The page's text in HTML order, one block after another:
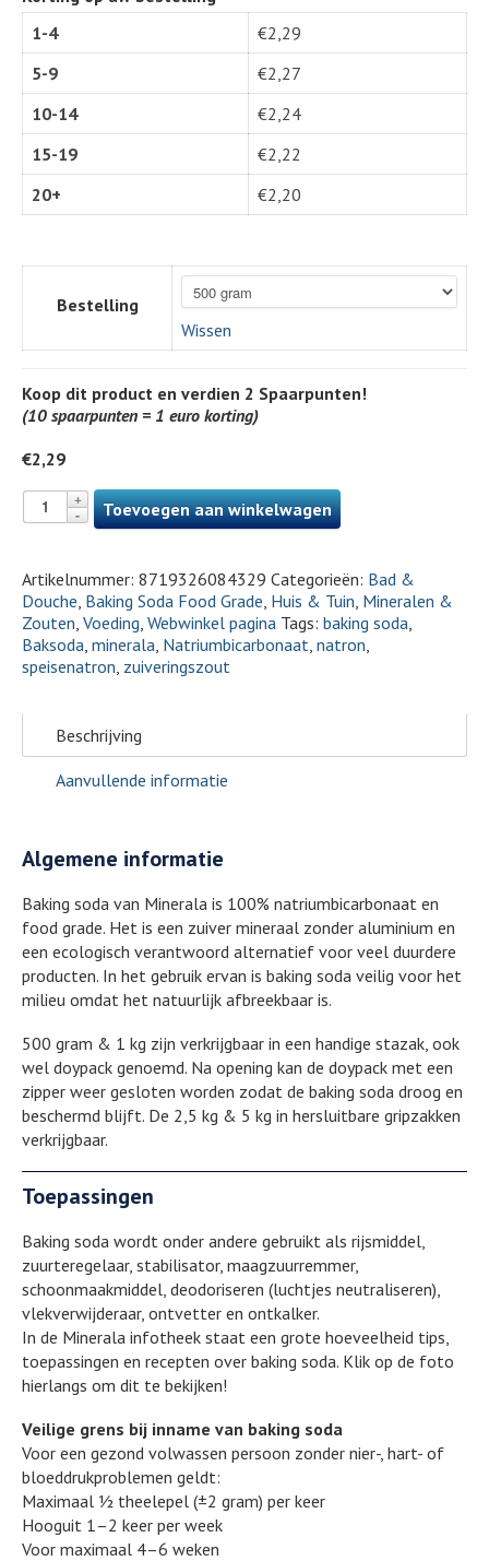
1-4
€2,29
5-9
€2,27
10-14
€2,24
15-19
€2,22
20+
€2,20
Bestelling
Wissen
Koop dit product en verdien 2 Spaarpunten!
(10 spaarpunten = 1 euro korting)
€2,29
Toevoegen aan winkelwagen
Artikelnummer: 8719326084329 Categorieën: Bad &
Douche Baking Soda Food Grade Huis & Tuin Mineralen &
Zouten Voeding Webwinkel pagina Tags: baking soda
Baksoda minerala Natriumbicarbonaat natron
speisenatron zuiveringszout
Beschrijving
Aanvullende informatie
Algemene informatie
Baking soda van Minerala is 100% natriumbicarbonaat en
food grade. Het is een zuiver mineraal zonder aluminium en
een ecologisch verantwoord alternatief voor veel duurdere
producten. In het gebruik ervan is baking soda veilig voor het
milieu omdat het natuurlijk afbreekbaar is.
500 gram & 1 kg zijn verkrijgbaar in een handige stazak, ook
wel doypack genoemd. Na opening kan de doypack met een
zipper weer gesloten worden zodat de baking soda droog en
beschermd blijft. De 2,5 kg & 5 kg in hersluitbare gripzakken
verkrijgbaar.
Toepassingen
Baking soda wordt onder andere gebruikt als rijsmiddel,
zuurteregelaar, stabilisator, maagzuurremmer,
schoonmaakmiddel, deodoriseren (luchtjes neutraliseren),
vlekverwijderaar, ontvetter en ontkalker.
In de Minerala infotheek staat een grote hoeveelheid tips,
toepassingen en recepten over baking soda. Klik op de foto
hierlangs om dit te bekijken!
Veilige grens bij inname van baking soda
Voor een gezond volwassen persoon zonder nier-, hart- of
bloeddrukproblemen geldt:
Maximaal ½ theelepel (±2 gram) per keer
Hooguit 1–2 keer per week
Voor maximaal 4–6 weken